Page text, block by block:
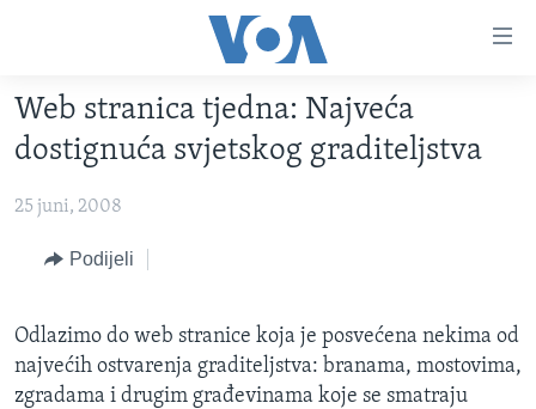
glavni
sadržaj
na
navigaciju
na
pretragu
FOTOGRAFIJE DANA
VIJESTI
BOSNA I HERCEGOVINA
SVIJET
SPECIJALNI PROJEKTI
KORUPCIJA
Web stranica tjedna: Najveća
dostignuća svjetskog graditeljstva
25 juni, 2008
Podijeli
Odlazimo do web stranice koja je posvećena nekima od
najvećih ostvarenja graditeljstva: branama, mostovima,
zgradama i drugim građevinama koje se smatraju